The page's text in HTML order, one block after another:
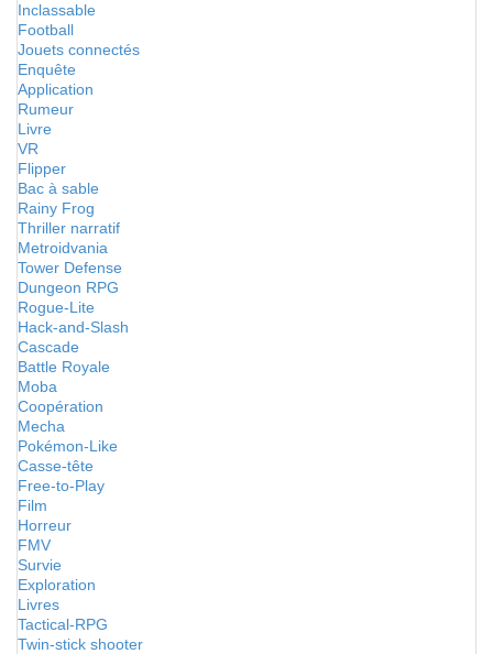
Inclassable
Football
Jouets connectés
Enquête
Application
Rumeur
Livre
VR
Flipper
Bac à sable
Rainy Frog
Thriller narratif
Metroidvania
Tower Defense
Dungeon RPG
Rogue-Lite
Hack-and-Slash
Cascade
Battle Royale
Moba
Coopération
Mecha
Pokémon-Like
Casse-tête
Free-to-Play
Film
Horreur
FMV
Survie
Exploration
Livres
Tactical-RPG
Twin-stick shooter